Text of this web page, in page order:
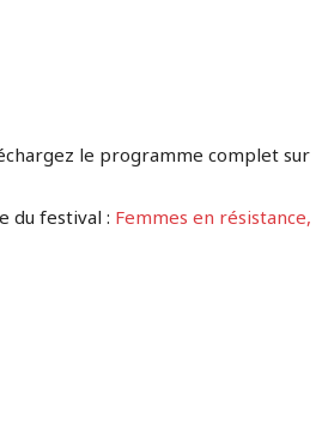
le programme complet sur
du festival : Femmes en résistance,